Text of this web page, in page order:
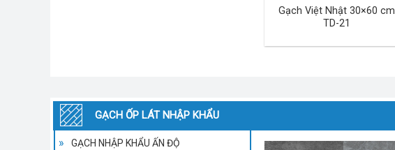
Gạch Việt Nhật 30×60 cm
TD-21
GẠCH ỐP LÁT NHẬP KHẨU
GẠCH NHẬP KHẨU ẤN ĐỘ